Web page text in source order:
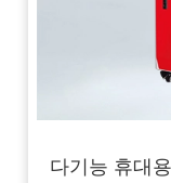
다기능 휴대